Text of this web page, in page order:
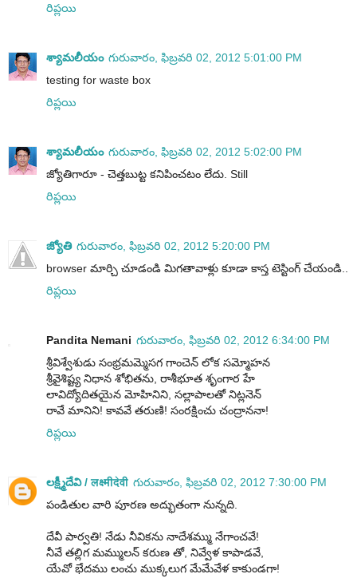
రిప్లయి
శ్యామలీయం గురువారం, ఫిబ్రవరి 02, 2012 5:01:00 PM
testing for waste box
రిప్లయి
శ్యామలీయం గురువారం, ఫిబ్రవరి 02, 2012 5:02:00 PM
జ్యోతిగారూ - చెత్తబుట్ట కనిపించటం లేదు. Still
రిప్లయి
జ్యోతి గురువారం, ఫిబ్రవరి 02, 2012 5:20:00 PM
browser మార్చి చూడండి మిగతావాళ్లు కూడా కాస్త టెస్టింగ్ చేయండి..
రిప్లయి
Pandita Nemani గురువారం, ఫిబ్రవరి 02, 2012 6:34:00 PM
శ్రీవిశ్వేశుడు సంభ్రమమ్మెసగ గాంచెన్ లోక సమ్మోహన
శ్రీవైశిష్ట్య నిధాన శోభితను, రాశీభూత శృంగార హే
లావిద్యోదితయైన మోహినిని, సల్లాపాలతో నిట్లనెన్
రావే మానిని! కావవే తరుణి! సంరక్షించు చంద్రాననా!
రిప్లయి
లక్ష్మీదేవి / लक्ष्मीदेवी గురువారం, ఫిబ్రవరి 02, 2012 7:30:00 PM
పండితుల వారి పూరణ అద్భుతంగా నున్నది.
దేవీ పార్వతి! నేడు నీవికను నాదేశమ్ము నేగాంచవే!
నీవే తల్లిగ మమ్ములన్ కరుణ తో, నివ్వేళ కాపాడవే,
యేవో భేదము లంచు ముక్కలుగ మేమేవేళ కాకుండగా!